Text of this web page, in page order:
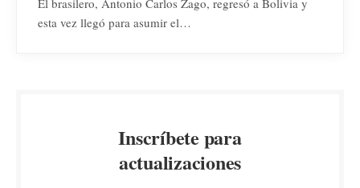
esta vez llegó para asumir el…
Inscríbete para
actualizaciones